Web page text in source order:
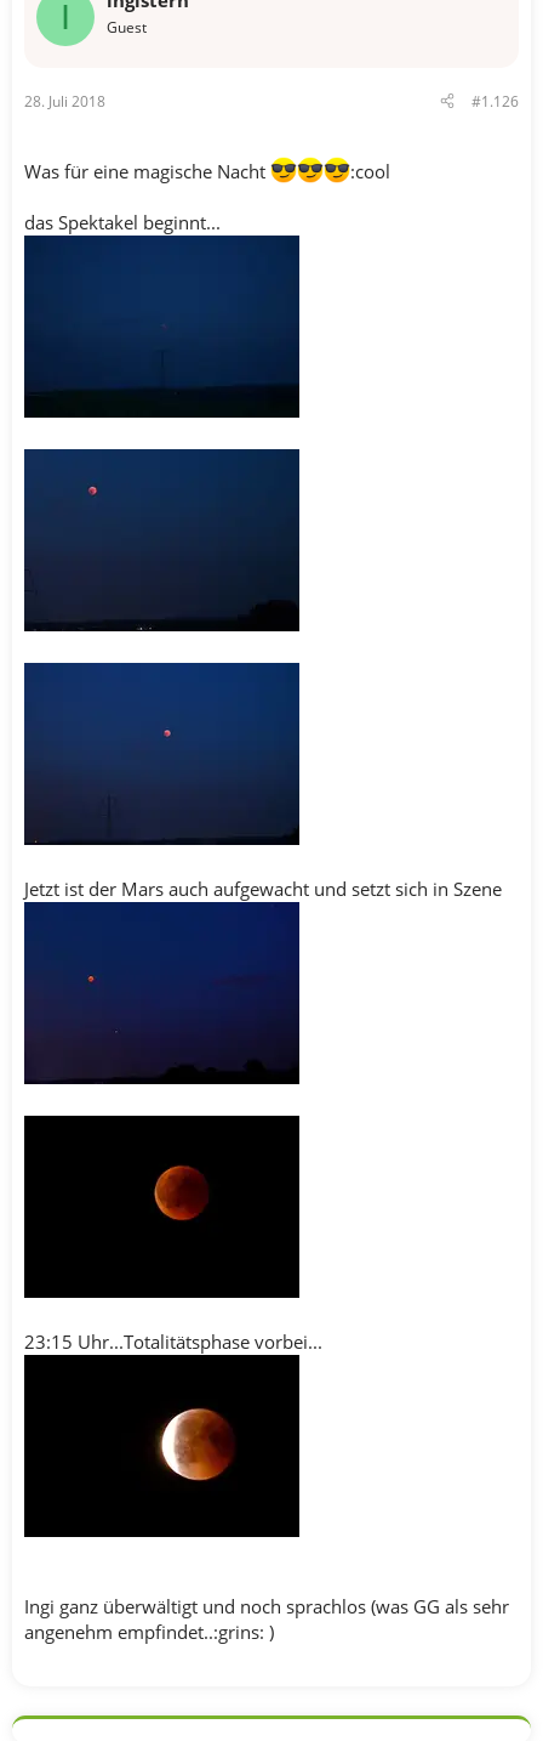
I Guest
28. Juli 2018 #1.126
Was für eine magische Nacht :cool
das Spektakel beginnt...
Jetzt ist der Mars auch aufgewacht und setzt sich in Szene
23:15 Uhr...Totalitätsphase vorbei...
Ingi ganz überwältigt und noch sprachlos (was GG als sehr
angenehm empfindet..:grins: )